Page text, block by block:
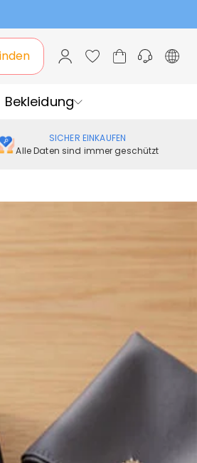
Bekleidung
SICHER EINKAUFEN
Alle Daten sind immer geschützt